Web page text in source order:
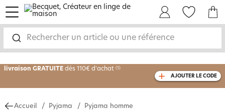
Rechercher un article ou une référence
menu
-30% sur votre commandedès 2 articles
achetés
AJOUTER LE CODE
Accueil Pyjama Pyjama homme